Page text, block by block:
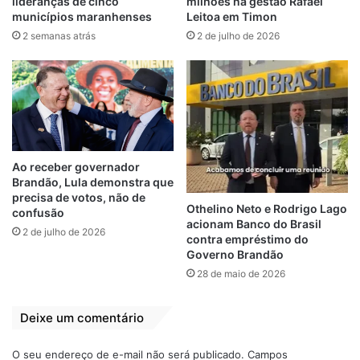
00:00 00:50
Nas redes sociais, o deputado também
alertou que continuará fiscalizando e
cobrando melhorias. “A Baixada não aceita
mais migalhas. Estamos atentos para
garantir que o povo receba um serviço
municípios maranhenses
2 semanas atrás
Leitoa em Timon
2 de julho de 2026
Ao receber governador
Brandão, Lula demonstra que
precisa de votos, não de
confusão
2 de julho de 2026
Othelino Neto e Rodrigo Lago
acionam Banco do Brasil
contra empréstimo do
Governo Brandão
28 de maio de 2026
Deixe um comentário
O seu endereço de e-mail não será publicado. Campos